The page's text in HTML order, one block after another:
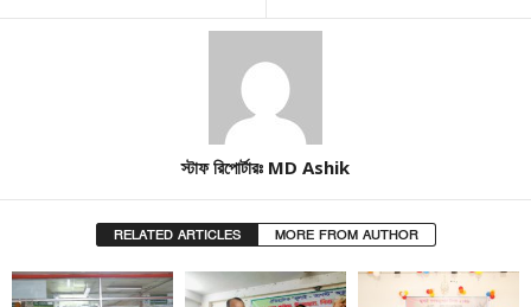
স্টাফ রিপোর্টারঃ MD Ashik
RELATED ARTICLES MORE FROM AUTHOR